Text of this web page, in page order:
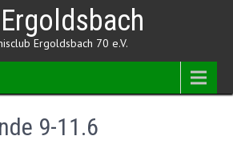
Ergoldsbach 70 e.V.
9-11.6